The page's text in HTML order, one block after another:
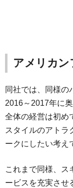
アメリカン
同社では、同様の
2016～2017年に
全体の経営は初め
スタイルのアトラ
ークにしたい考え
これまで同様、ス
ービスを充実させ